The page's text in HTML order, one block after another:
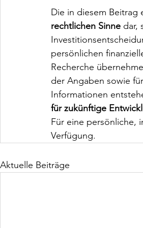
Die in diesem
rechtlichen Sinne dar,
persönlichen
Recherche
der Angaben sowie
Informationen
für zukünftige
Für eine persönliche,
Verfügung.
Aktuelle Beiträge